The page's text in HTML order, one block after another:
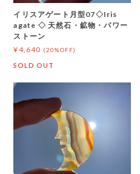
イリスアゲート月型07◇Iris
agate ◇ 天然石・鉱物・パワー
ストーン
¥4,640 (20%OFF)
SOLD OUT